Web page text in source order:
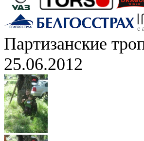
Партизанские
25.06.2012